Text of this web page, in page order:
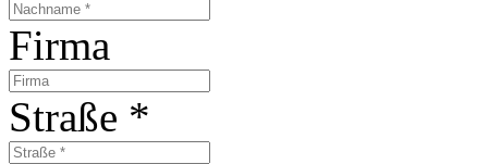
Firma
Straße *